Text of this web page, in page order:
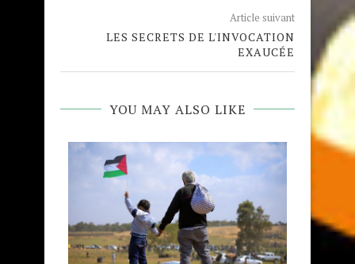
Article suivant
LES SECRETS DE L'INVOCATION
EXAUCÉE
YOU MAY ALSO LIKE